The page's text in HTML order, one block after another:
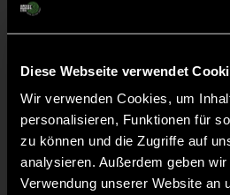
Diese Webseite verwendet
Wir verwenden Cookies, um
personalisieren, Funktionen für
zu können und die Zugriffe auf
analysieren. Außerdem geben
Verwendung unserer Website an
36' ANPFIFF 4.
ABPFIFF 3.
TOR 0:7,